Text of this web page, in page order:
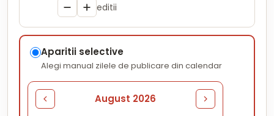
editii
Aparitii selective
Alegi manual zilele de publicare din calendar
August 2026